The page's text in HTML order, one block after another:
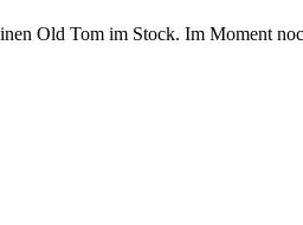
Old Tom im Stock. Im Moment